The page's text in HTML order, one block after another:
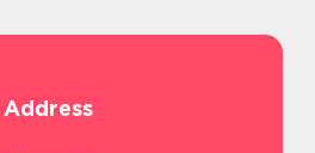
Address